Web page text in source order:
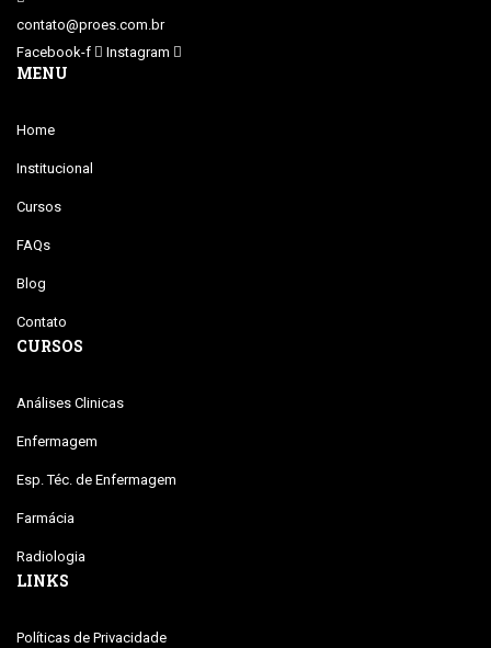
contato@proes.com.br
Facebook-f
Instagram
MENU
Home
Institucional
Cursos
FAQs
Blog
Contato
CURSOS
Análises Clinicas
Enfermagem
Esp. Téc. de Enfermagem
Farmácia
Radiologia
LINKS
Políticas de Privacidade